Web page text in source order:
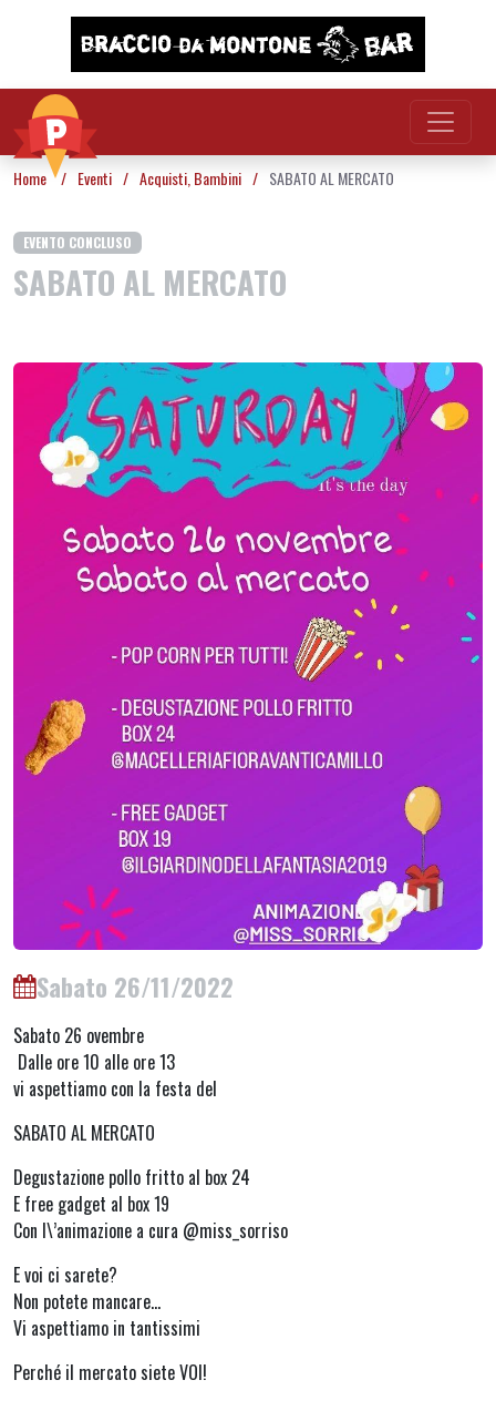
Vai al contenuto
Home / Eventi / Acquisti Bambini / SABATO AL MERCATO
EVENTO CONCLUSO
SABATO AL MERCATO
Sabato 26/11/2022
Sabato 26 ovembre
Dalle ore 10 alle ore 13
vi aspettiamo con la festa del
SABATO AL MERCATO
Degustazione pollo fritto al box 24
E free gadget al box 19
Con l\’animazione a cura @miss_sorriso
E voi ci sarete?
Non potete mancare…
Vi aspettiamo in tantissimi
Perché il mercato siete VOI!